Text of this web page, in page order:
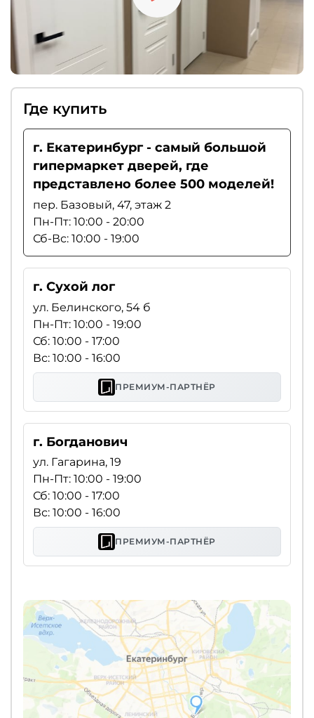
Где купить
г. Екатеринбург - самый большой
гипермаркет дверей, где
представлено более 500 моделей!
пер. Базовый, 47, этаж 2
Пн-Пт: 10:00 - 20:00
Сб-Вс: 10:00 - 19:00
г. Сухой лог
ул. Белинского, 54 б
Пн-Пт: 10:00 - 19:00
Сб: 10:00 - 17:00
Вс: 10:00 - 16:00
ПРЕМИУМ-ПАРТНЁР
г. Богданович
ул. Гагарина, 19
Пн-Пт: 10:00 - 19:00
Сб: 10:00 - 17:00
Вс: 10:00 - 16:00
ПРЕМИУМ-ПАРТНЁР